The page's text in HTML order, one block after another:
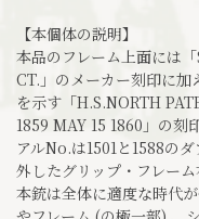
【本個体の説明】
本品のフレーム上面には
CT.」のメーカー刻印に加
を示す「H.S.NORTH
1859 MAY 15 1860」の刻
アルNo.は1501と1588の
外したグリップ・フレー
本銃は全体に適度な時代